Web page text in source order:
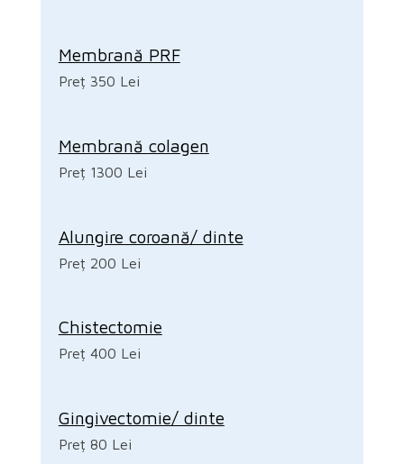
Membrană PRF
Preț 350 Lei
Membrană colagen
Preț 1300 Lei
Alungire coroană/ dinte
Preț 200 Lei
Chistectomie
Preț 400 Lei
Gingivectomie/ dinte
Preț 80 Lei